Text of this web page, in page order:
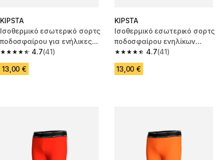
KIPSTA
Ισοθερμικό εσωτερικό σορτς
ποδοσφαίρου για ενήλικες
Keepdry Light - Κίτρινο
4.7
4.7 out of 5 stars from 41 reviews
(41)
13,00 €
KIPSTA
Ισοθερμικό εσωτερικό σορτς
ποδοσφαίρου ενηλίκων
Keepdry Light - Μαύρο
4.7
4.7 out of 5 stars from 41
(41)
13,00 €